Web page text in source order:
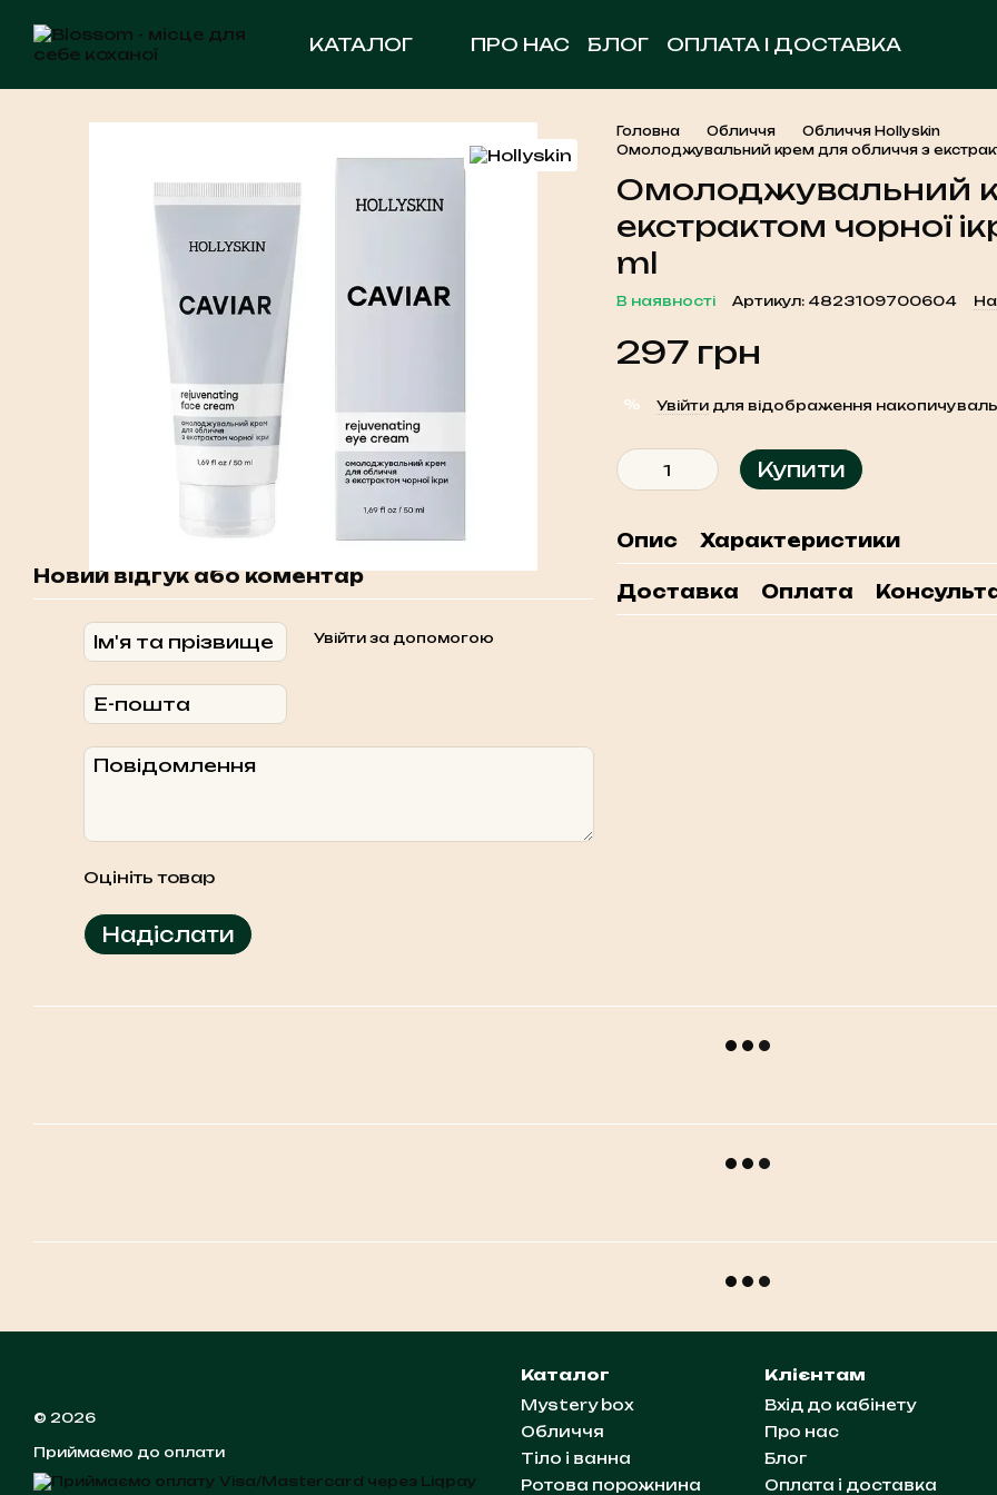
КАТАЛОГ ПРО НАС БЛОГ
ОПЛАТА І ДОСТАВКА
Новий відгук або коментар
Увійти за допомогою
Оцініть товар
Надіслати
Головна Обличчя
Обличчя Hollyskin
Омолоджувальний крем для обличчя з
Омолоджувальний
екстрактом чорної
ml
В наявності Артикул: 4823109700604
297 грн
% Увійтидля відображення
Купити
Опис Характеристики
Доставка Оплата
© 2026
Приймаємо до оплати
Каталог
Mystery box
Обличчя
Тіло і ванна
Ротова порожнина
Клієнтам
Вхід до кабінету
Про нас
Блог
Оплата і доставка